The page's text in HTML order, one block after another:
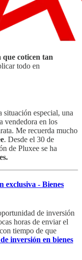
que coticen tan
todo en
situación especial, una
vendedora en los
Me recuerda mucho
. Desde el 30 de
de Pluxee se ha
exclusiva - Bienes
de inversión
horas de enviar el
tiempo de que
inversión en bienes